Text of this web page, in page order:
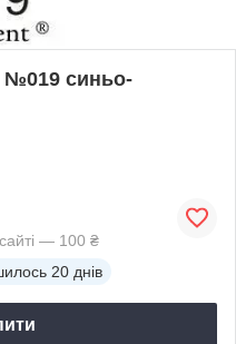
№019 синьо-
— 100 ₴
20 днів